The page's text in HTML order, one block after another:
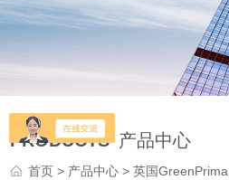
PRODUCTS 产品中心
首页> 产品中心 >英国GreenPrima